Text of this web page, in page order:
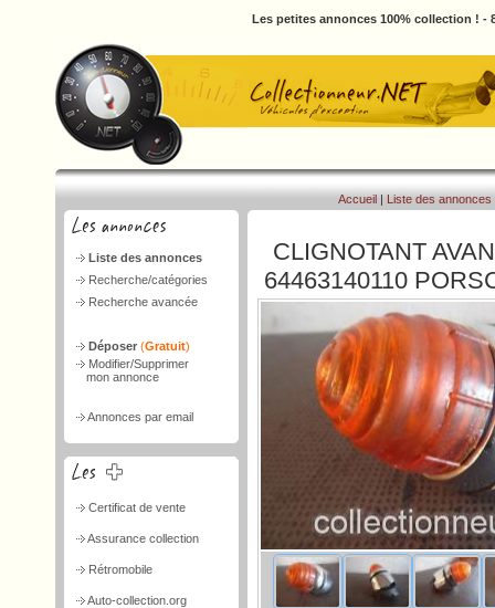
Les petites annonces 100% collection ! -
Liste des annonces
Recherche/catégories
Recherche avancée
Déposer (Gratuit)
Modifier/Supprimer
mon annonce
Annonces par email
Certificat de vente
Assurance collection
Rétromobile
Auto-collection.org
Accueil | Liste des annonces
CLIGNOTANT
64463140110